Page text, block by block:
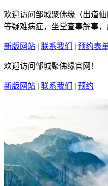
欢迎访问邹城聚佛缘（出道
等疑难病症，坐堂查事解事
新版网站 | 联系我们 | 预约表
欢迎访问邹城聚佛缘官网！
新版网站 | 联系我们 | 预约